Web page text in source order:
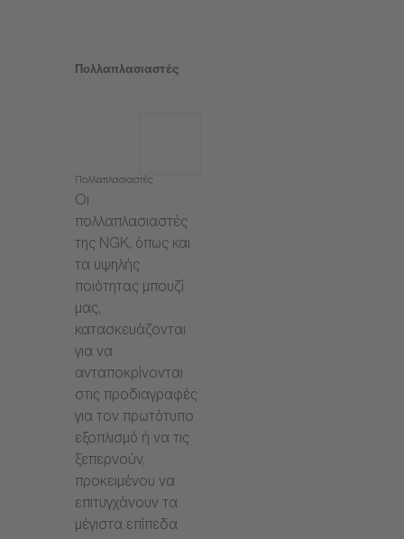
Πολλαπλασιαστές
Πολλαπλασιαστές
Οι
πολλαπλασιαστές
της NGK, όπως και
τα υψηλής
ποιότητας μπουζί
μας,
κατασκευάζονται
για να
ανταποκρίνονται
στις προδιαγραφές
για τον πρωτότυπο
εξοπλισμό ή να τις
ξεπερνούν,
προκειμένου να
επιτυγχάνουν τα
μέγιστα επίπεδα